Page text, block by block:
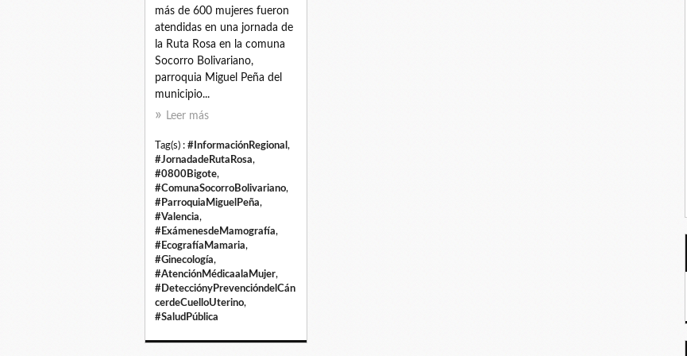
más de 600 mujeres fueron
atendidas en una jornada de
la Ruta Rosa en la comuna
Socorro Bolivariano,
parroquia Miguel Peña del
municipio...
Leer más
Tag(s) : #InformaciónRegional ,
#JornadadeRutaRosa,
#0800Bigote,
#ComunaSocorroBolivariano,
#ParroquiaMiguelPeña,
#Valencia,
#ExámenesdeMamografía,
#EcografíaMamaria,
#Ginecología,
#AtenciónMédicaalaMujer,
#DetecciónyPrevencióndelCán
cerdeCuelloUterino,
#SaludPública